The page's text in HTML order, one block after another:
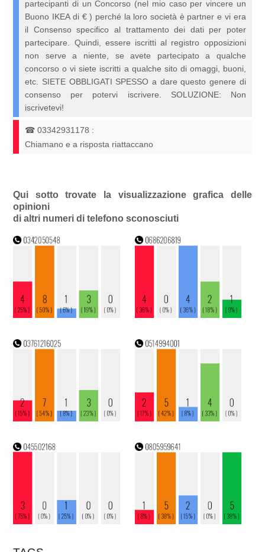
partecipanti di un Concorso (nel mio caso per vincere un
Buono IKEA di € ) perché la loro società è partner e vi era
il Consenso specifico al trattamento dei dati per poter
partecipare. Quindi, essere iscritti al registro opposizioni
non serve a niente, se avete partecipato a qualche
concorso o vi siete iscritti a qualche sito di omaggi, buoni,
etc. SIETE OBBLIGATI SPESSO a dare questo genere di
consenso per potervi iscrivere. SOLUZIONE: Non
iscrivetevi!
☎03342931178 :
Chiamano e a risposta riattaccano
Qui sotto trovate la visualizzazione grafica delle
opinioni
di altri numeri di telefono sconosciuti